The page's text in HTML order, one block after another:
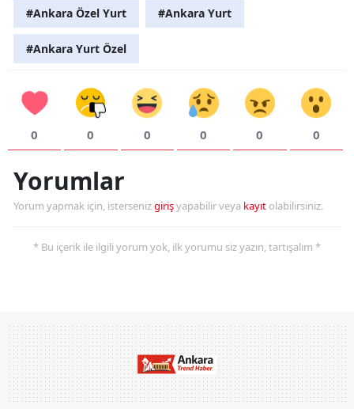
#Ankara Özel Yurt #Ankara Yurt
#Ankara Yurt Özel
0 0 0 0 0 0
Yorumlar
Yorum yapmak için, istersenizgirişyapabilir veya kayıt olabilirsiniz.
* Bu içerik ile ilgili yorum yok, ilk yorumu siz yazın, tartışalım *